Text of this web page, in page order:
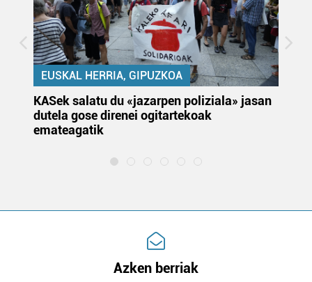
EUSKAL HERRIA, GIPUZKOA
KASek salatu du «jazarpen poliziala» jasan
dutela gose direnei ogitartekoak
emateagatik
Azken berriak